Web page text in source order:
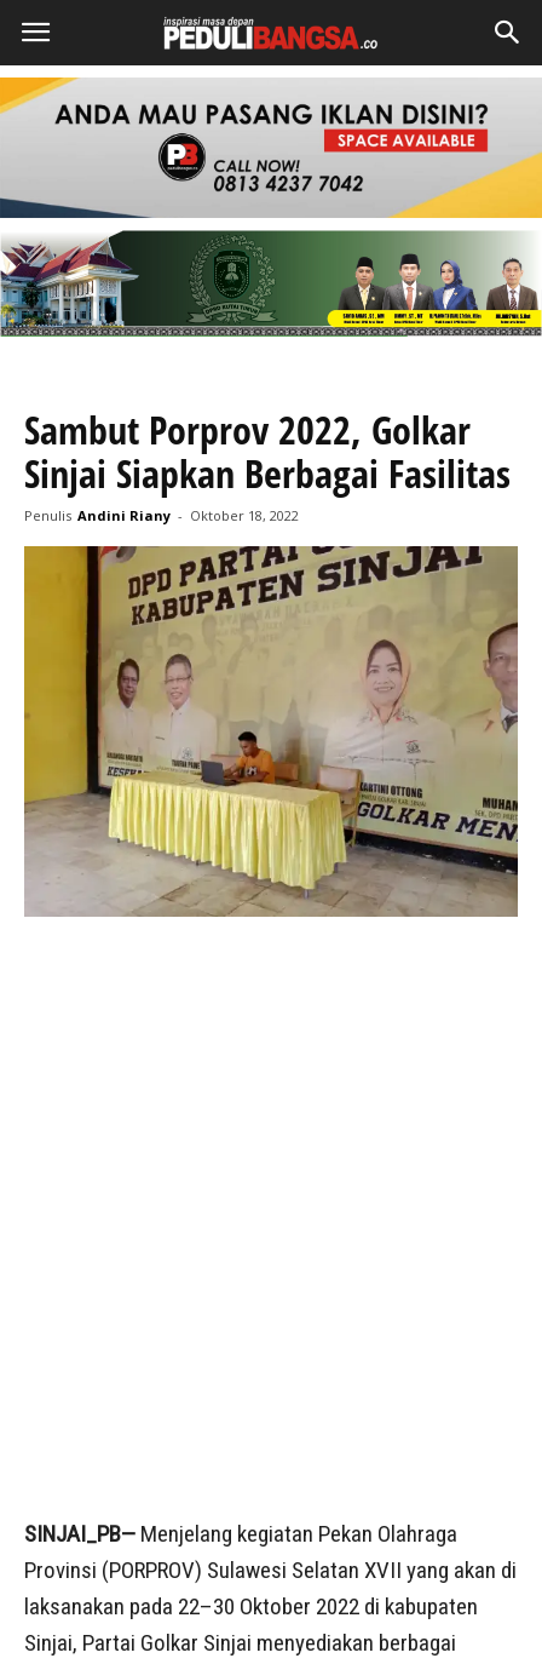
Sambut Porprov 2022, Golkar
Sinjai Siapkan Berbagai Fasilitas
Penulis Andini Riany - Oktober 18, 2022
SINJAI_PB— Menjelang kegiatan Pekan Olahraga
Provinsi (PORPROV) Sulawesi Selatan XVII yang akan di
laksanakan pada 22–30 Oktober 2022 di kabupaten
Sinjai, Partai Golkar Sinjai menyediakan berbagai